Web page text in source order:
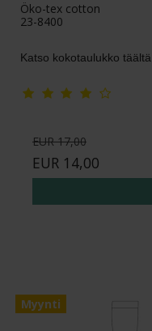
Öko-tex cotton
23-8400
Katso kokotaulukko täältä
EUR 17,00
EUR 14,00
Myynti